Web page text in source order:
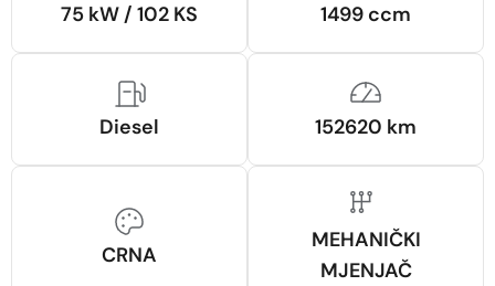
75 kW / 102 KS 1499 ccm
Diesel 152620 km
CRNA
MEHANIČKI
MJENJAČ